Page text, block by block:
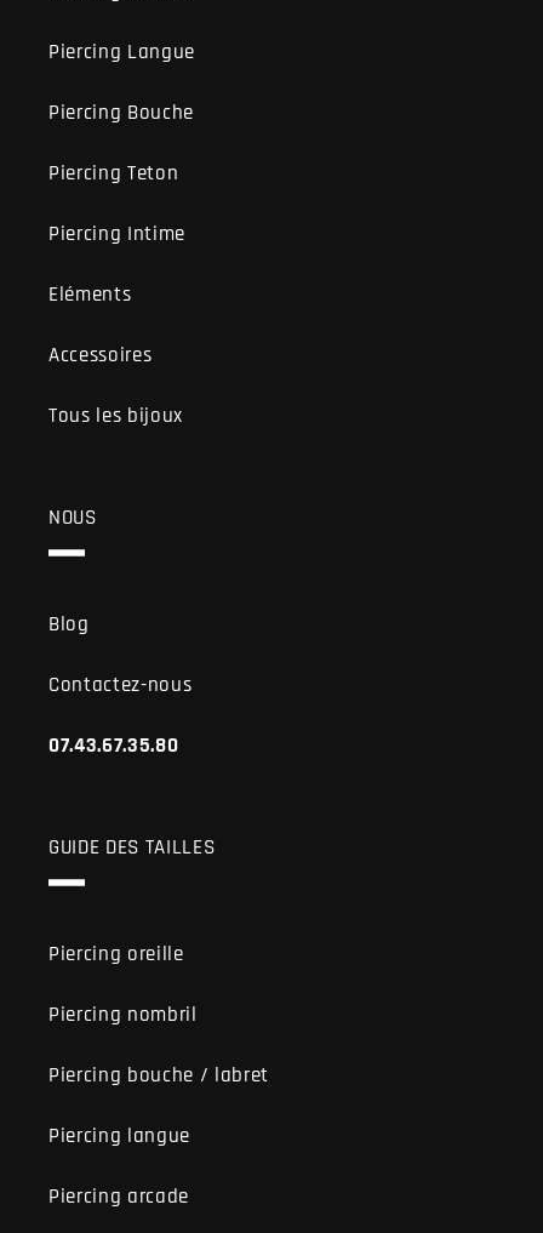
Piercing Langue
Piercing Bouche
Piercing Teton
Piercing Intime
Eléments
Accessoires
Tous les bijoux
NOUS
Blog
Contactez-nous
07.43.67.35.80
GUIDE DES TAILLES
Piercing oreille
Piercing nombril
Piercing bouche / labret
Piercing langue
Piercing arcade